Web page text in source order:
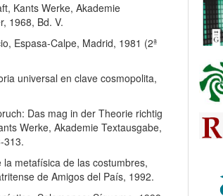
Kants Werke, Akademie
1968, Bd. V.
Espasa-Calpe, Madrid, 1981 (2ª
universal en clave cosmopolita,
Das mag in der Theorie richtig
Werke, Akademie Textausgabe,
313.
metafísica de las costumbres,
de Amigos del País, 1992.